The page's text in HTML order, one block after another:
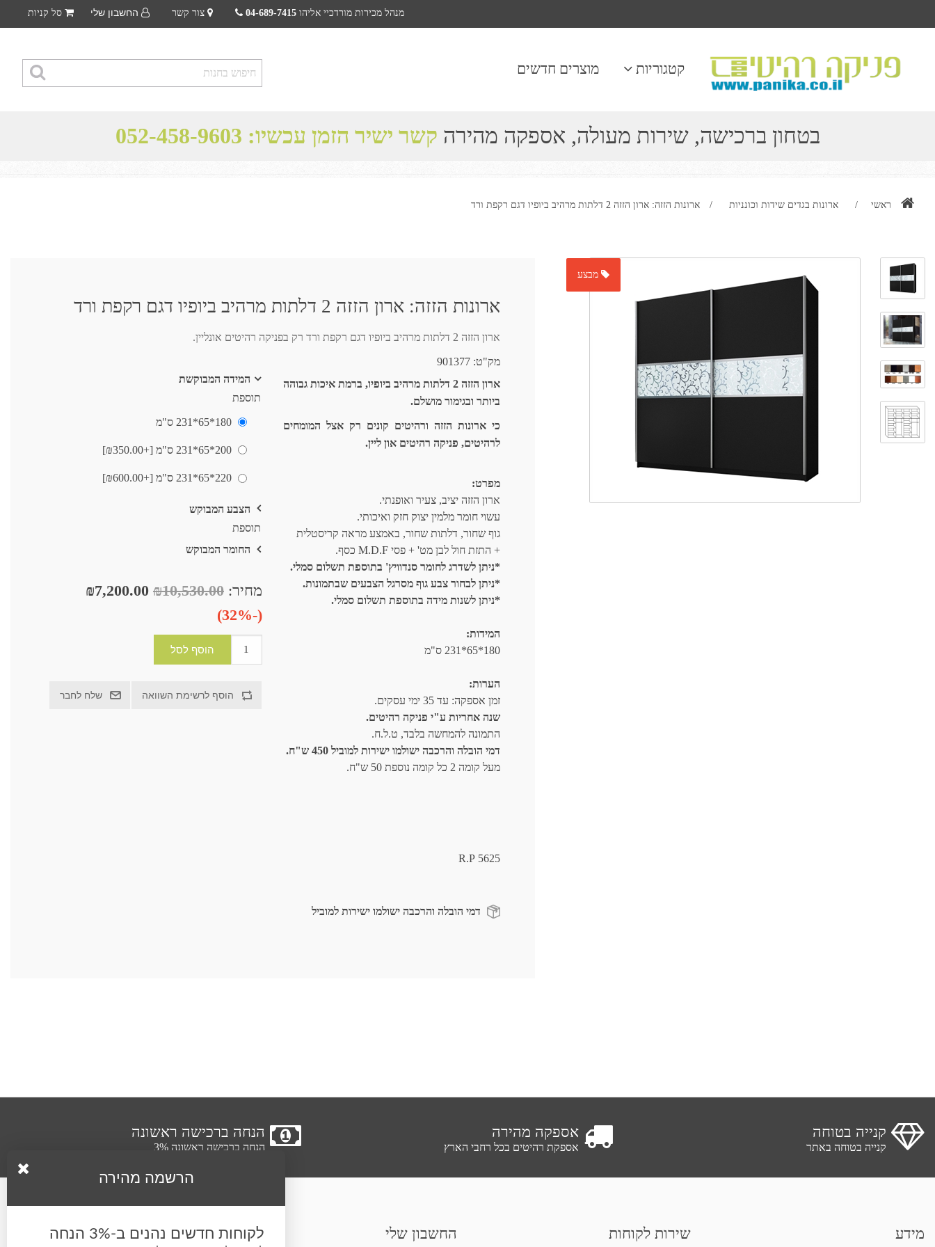
מנהל מכירות מורדכיי אליהו 04-689-7415 צור קשר החשבון שלי סל קניות
קטגוריות מוצרים חדשים
בטחון ברכישה, שירות מעולה, אספקה מהירה קשר ישיר הזמן עכשיו: 052-458-9603
ראשי / ארונות בגדים שידות וכונניות / ארונות הזזה: ארון הזזה 2 דלתות מרהיב ביופיו דגם רקפת ורד
מבצע
ארונות הזזה: ארון הזזה 2 דלתות מרהיב ביופיו דגם רקפת ורד
ארון הזזה 2 דלתות מרהיב ביופיו דגם רקפת ורד רק בפניקה רהיטים אונליין.
מק"ט: 901377
ארון הזזה 2 דלתות מרהיב ביופיו, ברמת איכות גבוהה
ביותר ובגימור מושלם.
כי ארונות הזזה ורהיטים קונים רק אצל המומחים
לרהיטים, פניקה רהיטים און ליין.
מפרט:
ארון הזזה יציב, צעיר ואופנתי.
עשוי חומר מלמין יצוק חזק ואיכותי.
גוף שחור, דלתות שחור, באמצע מראה קריסטלית
+ התזת חול לבן מט' + פסי M.D.F כסף.
*ניתן לשדרג לחומר סנדוויץ' בתוספת תשלום סמלי.
*ניתן לבחור צבע גוף מסרגל הצבעים שבתמונות.
*ניתן לשנות מידה בתוספת תשלום סמלי.
המידות:
180*65*231 ס"מ
הערות:
זמן אספקה: עד 35 ימי עסקים.
שנה אחריות ע"י פניקה רהיטים.
התמונה להמחשה בלבד, ט.ל.ח.
דמי הובלה והרכבה ישולמו ישירות למוביל 450 ש"ח.
מעל קומה 2 כל קומה נוספת 50 ש"ח.
R.P 5625
דמי הובלה והרכבה ישולמו ישירות למוביל
המידה המבוקשת
תוספת
180*65*231 ס"מ
200*65*231 ס"מ [+₪350.00]
220*65*231 ס"מ [+₪600.00]
הצבע המבוקש
תוספת
החומר המבוקש
מחיר: ₪10,530.00
₪7,200.00
(-32%)
קנייה בטוחה
קנייה בטוחה באתר
אספקה מהירה
אספקת רהיטים בכל רחבי הארץ
הנחה ברכישה ראשונה
הנחה ברכישה ראשונה 3%
מידע שירות לקוחות החשבון שלי עקבו אחרינו
הרשמה מהירה
לקוחות חדשים נהנים ב-3% הנחה